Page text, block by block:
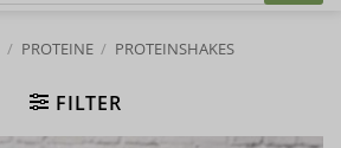
/ PROTEINE / PROTEINSHAKES
FILTER